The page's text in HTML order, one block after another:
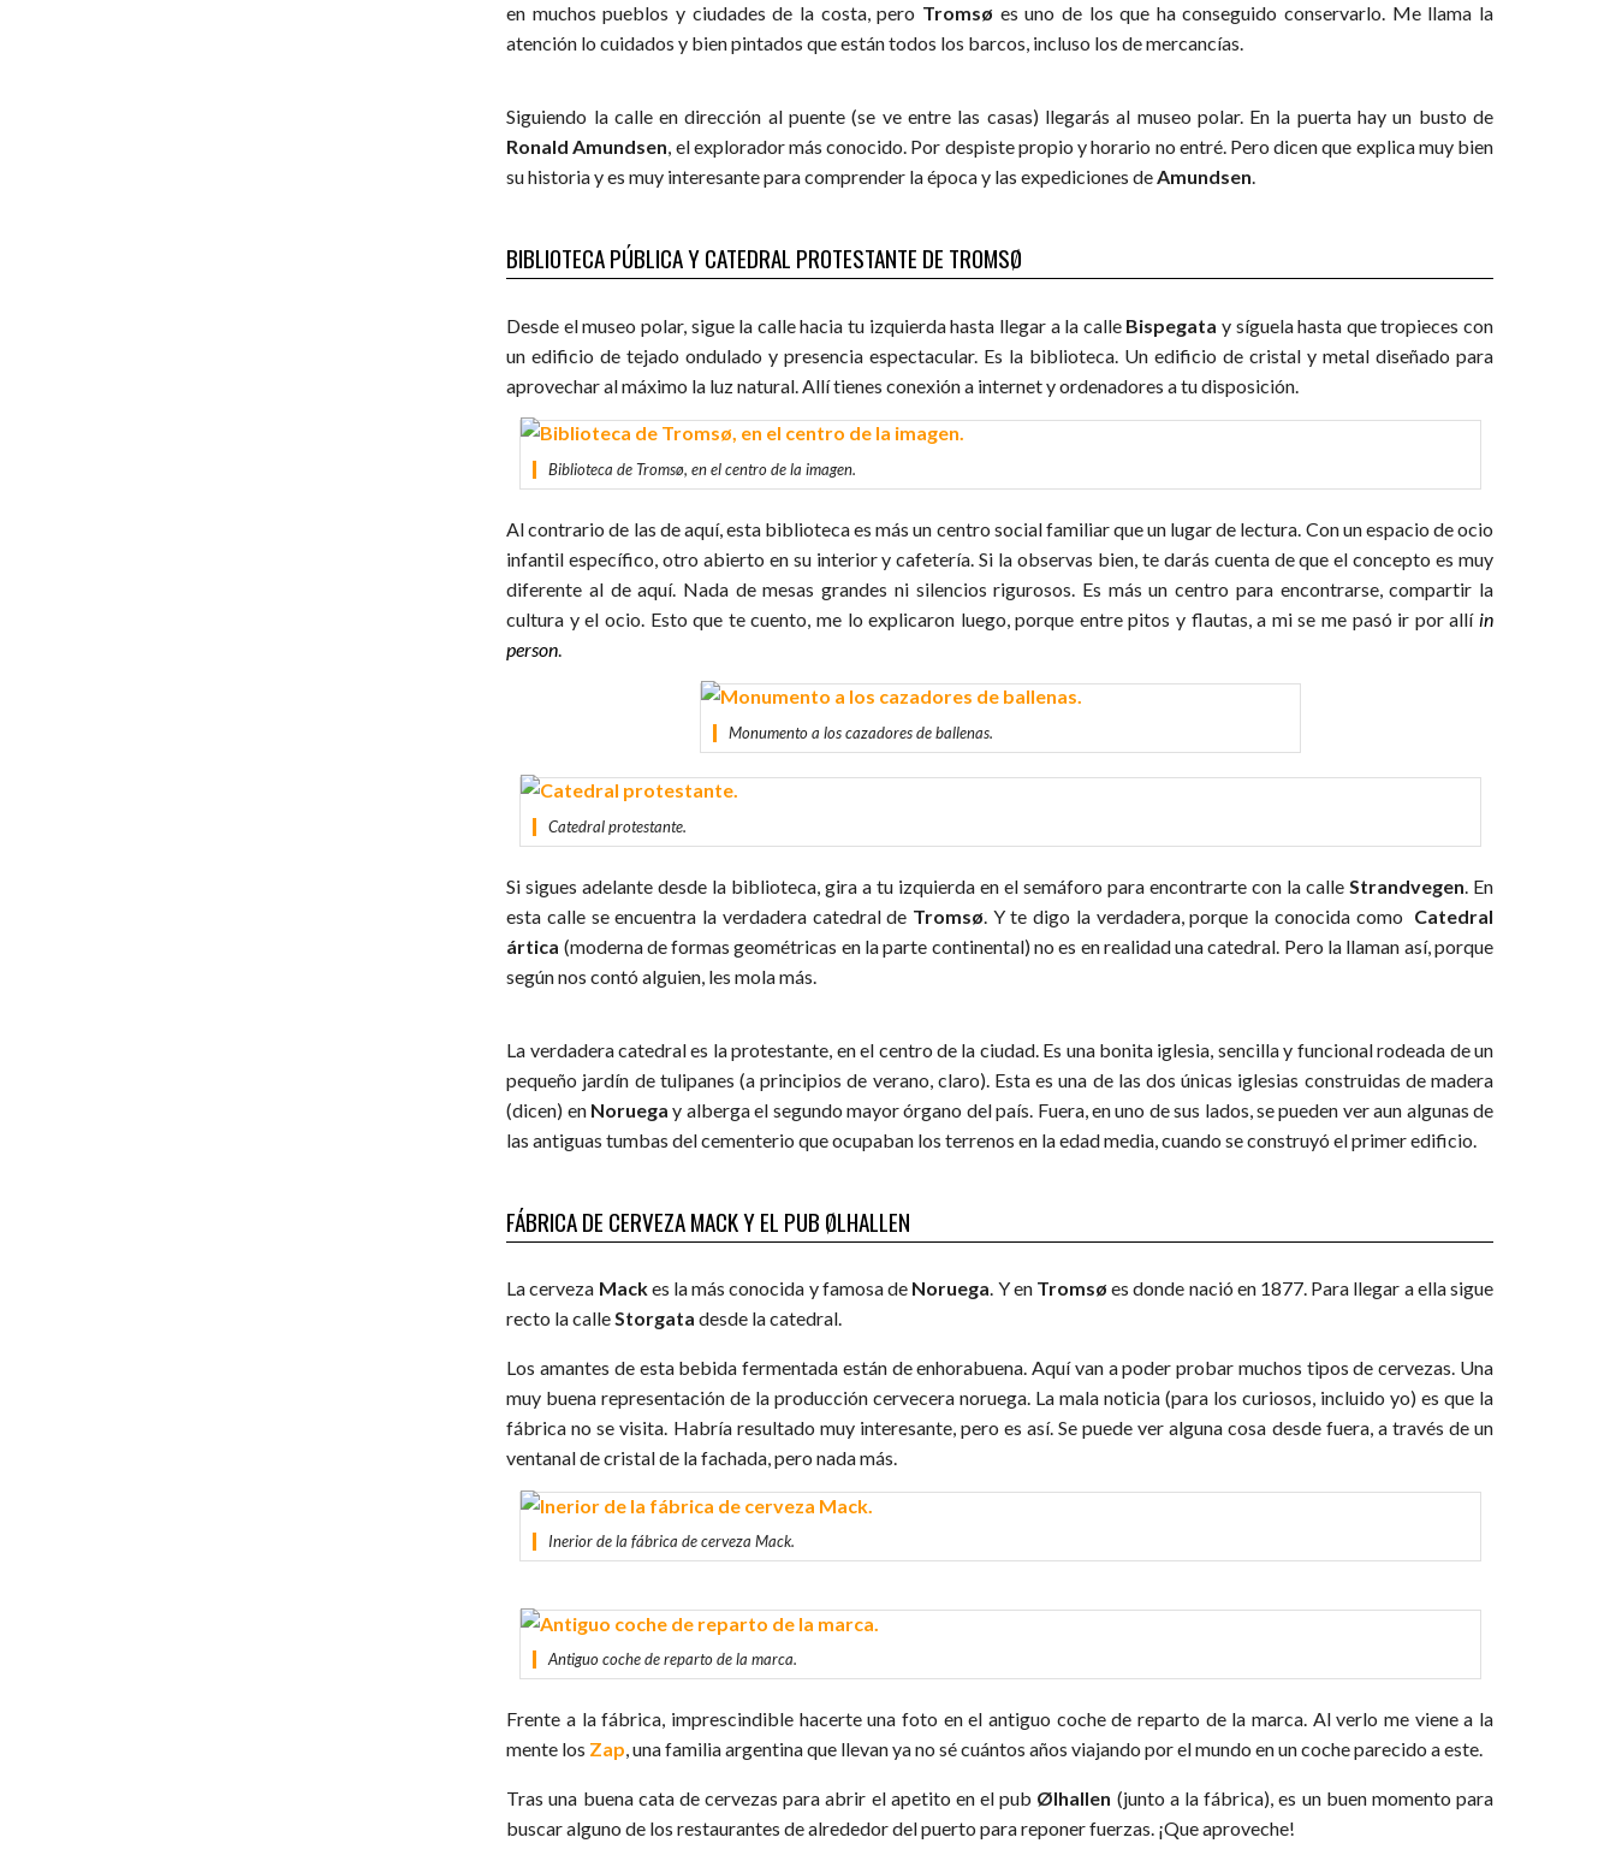
en muchos pueblos y ciudades de la costa, pero Tromsø es uno de los que ha conseguido conservarlo. Me llama la
atención lo cuidados y bien pintados que están todos los barcos, incluso los de mercancías.
Siguiendo la calle en dirección al puente (se ve entre las casas) llegarás al museo polar. En la puerta hay un busto de
Ronald Amundsen, el explorador más conocido. Por despiste propio y horario no entré. Pero dicen que explica muy bien
su historia y es muy interesante para comprender la época y las expediciones deAmundsen.
BIBLIOTECA PÚBLICA Y CATEDRAL PROTESTANTE DE TROMSØ
Desde el museo polar, sigue la calle hacia tu izquierda hasta llegar a la calle Bispegata y síguela hasta que tropieces con
un edificio de tejado ondulado y presencia espectacular. Es la biblioteca. Un edificio de cristal y metal diseñado para
aprovechar al máximo la luz natural. Allí tienes conexión a internet y ordenadores a tu disposición.
Biblioteca de Tromsø, en el centro de la imagen.
Al contrario de las de aquí, esta biblioteca es más un centro social familiar que un lugar de lectura. Con un espacio de ocio
infantil específico, otro abierto en su interior y cafetería. Si la observas bien, te darás cuenta de que el concepto es muy
diferente al de aquí. Nada de mesas grandes ni silencios rigurosos. Es más un centro para encontrarse, compartir la
cultura y el ocio. Esto que te cuento, me lo explicaron luego, porque entre pitos y flautas, a mi se me pasó ir por allí in
person
Monumento a los cazadores de ballenas.
Catedral protestante.
Si sigues adelante desde la biblioteca, gira a tu izquierda en el semáforo para encontrarte con la calle Strandvegen . En
esta calle se encuentra la verdadera catedral de Tromsø . Y te digo la verdadera, porque la conocida como Catedral
ártica (moderna de formas geométricas en la parte continental) no es en realidad una catedral. Pero la llaman así, porque
según nos contó alguien, les mola más.
La verdadera catedral es la protestante, en el centro de la ciudad. Es una bonita iglesia, sencilla y funcional rodeada de un
pequeño jardín de tulipanes (a principios de verano, claro). Esta es una de las dos únicas iglesias construidas de madera
(dicen) en Noruega y alberga el segundo mayor órgano del país. Fuera, en uno de sus lados, se pueden ver aun algunas de
las antiguas tumbas del cementerio que ocupaban los terrenos en la edad media, cuando se construyó el primer edificio.
FÁBRICA DE CERVEZA MACK Y EL PUB ØLHALLEN
La cerveza Mackes la más conocida y famosa de Noruega. Y en Tromsø es donde nació en 1877. Para llegar a ella sigue
recto la calleStorgata desde la catedral.
Los amantes de esta bebida fermentada están de enhorabuena. Aquí van a poder probar muchos tipos de cervezas. Una
muy buena representación de la producción cervecera noruega. La mala noticia (para los curiosos, incluido yo) es que la
fábrica no se visita. Habría resultado muy interesante, pero es así. Se puede ver alguna cosa desde fuera, a través de un
ventanal de cristal de la fachada, pero nada más.
Inerior de la fábrica de cerveza Mack.
Antiguo coche de reparto de la marca.
Frente a la fábrica, imprescindible hacerte una foto en el antiguo coche de reparto de la marca. Al verlo me viene a la
mente los Zap, una familia argentina que llevan ya no sé cuántos años viajando por el mundo en un coche parecido a este.
Tras una buena cata de cervezas para abrir el apetito en el pub Ølhallen (junto a la fábrica), es un buen momento para
buscar alguno de los restaurantes de alrededor del puerto para reponer fuerzas. ¡Que aproveche!